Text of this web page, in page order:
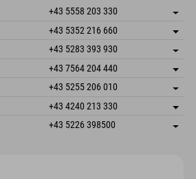
+43 5558 203 330
Zapisz adres
Informacje o przyjeździe
Książka
+43 5352 216 660
Zapisz adres
Książka
+43 5283 393 930
Zapisz adres
Informacje o przyjeździe
Książka
+43 7564 204 440
Zapisz adres
Książka
+43 5255 206 010
Zapisz adres
Informacje o przyjeździe
Książka
+43 4240 213 330
Zapisz adres
+43 5226 398500